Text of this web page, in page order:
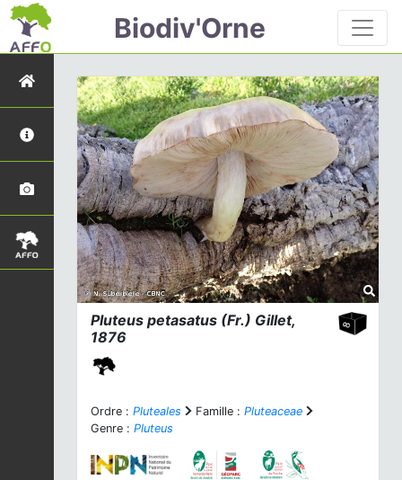
Biodiv'Orne
Pluteus petasatus (Fr.) Gillet,
1876
Ordre : Pluteales Famille : Pluteaceae
Genre : Pluteus